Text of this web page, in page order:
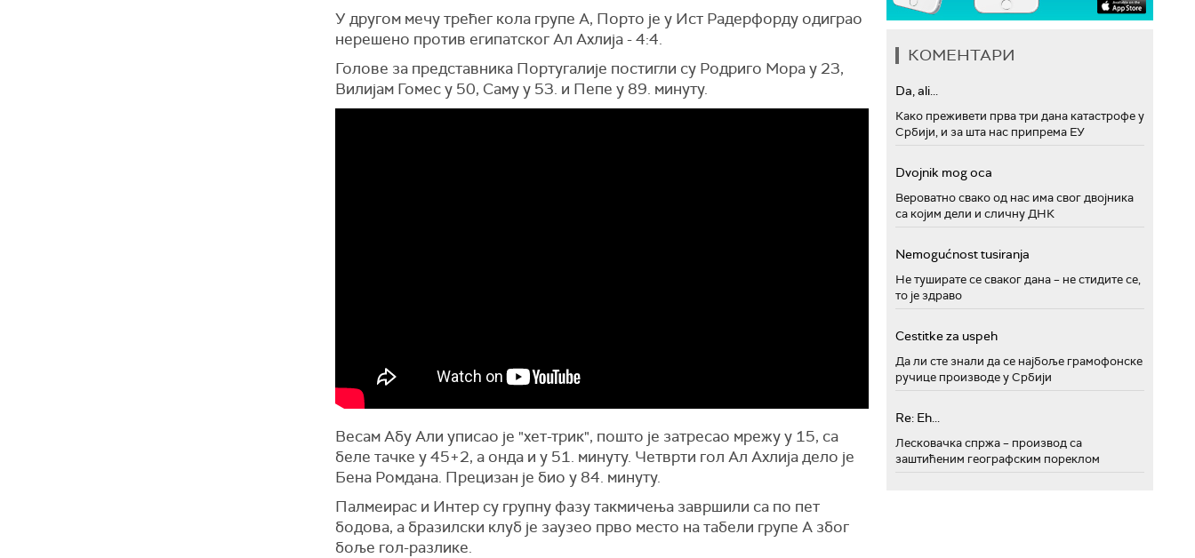
У другом мечу трећег кола групе А, Порто је у Ист Радерфорду одиграо
нерешено против египатског Ал Ахлија - 4:4.
Голове за представника Португалије постигли су Родриго Мора у 23,
Вилијам Гомес у 50, Саму у 53. и Пепе у 89. минуту.
Весам Абу Али уписао је "хет-трик", пошто је затресао мрежу у 15, са
беле тачке у 45+2, а онда и у 51. минуту. Четврти гол Ал Ахлија дело је
Бена Ромдана. Прецизан је био у 84. минуту.
Палмеирас и Интер су групну фазу такмичења завршили са по пет
бодова, а бразилски клуб је заузео прво место на табели групе А због
боље гол-разлике.
КОМЕНТАРИ
Da, ali...
Како преживети прва три дана катастрофе у
Србији, и за шта нас припрема ЕУ
Dvojnik mog oca
Вероватно свако од нас има свог двојника
са којим дели и сличну ДНК
Nemogućnost tusiranja
Не туширате се сваког дана – не стидите се,
то је здраво
Cestitke za uspeh
Да ли сте знали да се најбоље грамофонске
ручице производе у Србији
Re: Eh...
Лесковачка спржа – производ са
заштићеним географским пореклом